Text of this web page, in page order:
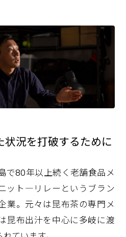
状況を打破するために
で80年以上続く老舗食品メ
ット―リレーというブラン
業。元々は昆布茶の専門メ
昆布出汁を中心に多岐に渡